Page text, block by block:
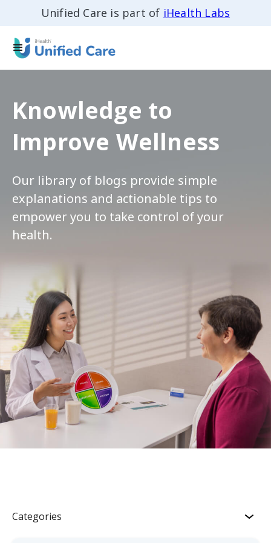
Unified Care is part of iHealth Labs
Knowledge to
Improve Wellness
Our library of blogs provide simple
explanations and actionable tips to
empower you to take control of your
health.
Categories